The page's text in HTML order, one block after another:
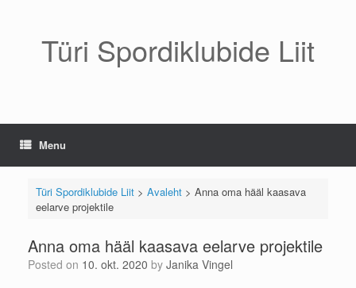
Türi Spordiklubide Liit
Menu
Türi Spordiklubide Liit> Avaleht> Anna oma hääl kaasava
eelarve projektile
Anna oma hääl kaasava eelarve projektile
Posted on 10. okt. 2020 by Janika Vingel